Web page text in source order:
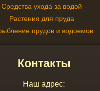
Средства ухода за водой
Растения для пруда
прудов и водоемов
Контакты
Наш адрес: